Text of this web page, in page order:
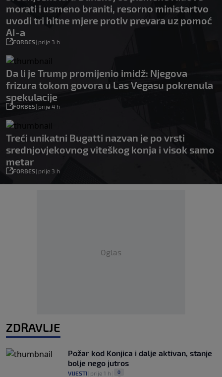
morati i usmeno braniti, resorno ministartvo
uvodi tri hitne mjere protiv prevara uz pomoć
AI-a
FORBES| prije 3 h
Da li je Trump promijenio imidž: Njegova
frizura tokom govora u Las Vegasu pokrenula
spekulacije
FORBES| prije 4 h
Treći unikatni Bugatti nazvan je po vrsti
srednjovjekovnog viteškog konja i visok samo
metar
FORBES| prije 3 h
Oglas
ZDRAVLJE
Požar kod Konjica i dalje aktivan, stanje
bolje nego jutros
VIJESTI prije 1 h 0